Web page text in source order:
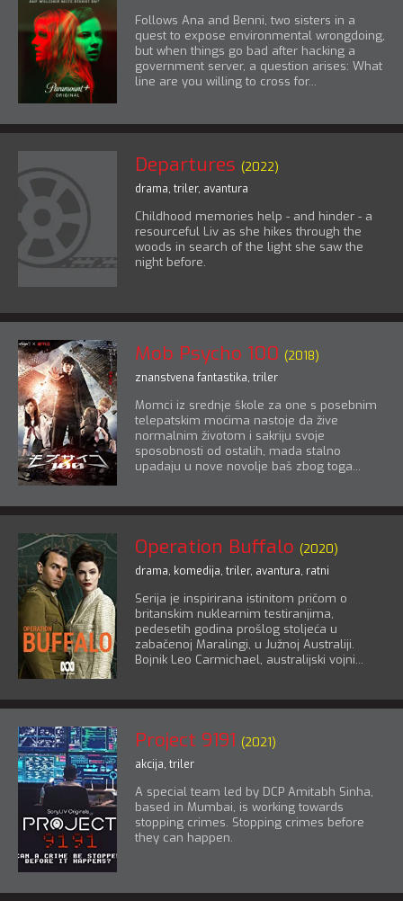
Follows Ana and Benni, two sisters in a
quest to expose environmental wrongdoing,
but when things go bad after hacking a
government server, a question arises: What
line are you willing to cross for...
Departures (2022)
drama, triler, avantura
Childhood memories help - and hinder - a
resourceful Liv as she hikes through the
woods in search of the light she saw the
night before.
Mob Psycho 100 (2018)
znanstvena fantastika, triler
Momci iz srednje škole za one s posebnim
telepatskim moćima nastoje da žive
normalnim životom i sakriju svoje
sposobnosti od ostalih, mada stalno
upadaju u nove novolje baš zbog toga...
Operation Buffalo (2020)
drama, komedija, triler, avantura, ratni
Serija je inspirirana istinitom pričom o
britanskim nuklearnim testiranjima,
pedesetih godina prošlog stoljeća u
zabačenoj Maralingi, u Južnoj Australiji.
Bojnik Leo Carmichael, australijski vojni...
Project 9191 (2021)
akcija, triler
A special team led by DCP Amitabh Sinha,
based in Mumbai, is working towards
stopping crimes. Stopping crimes before
they can happen.